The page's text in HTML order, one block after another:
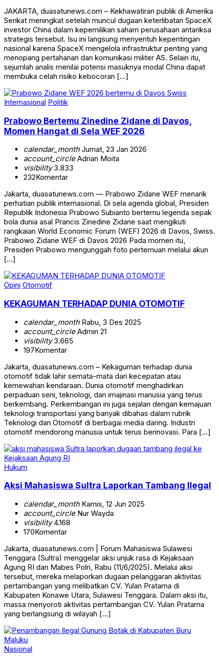
JAKARTA, duasatunews.com – Kekhawatiran publik di Amerika
Serikat meningkat setelah muncul dugaan keterlibatan SpaceX
investor China dalam kepemilikan saham perusahaan antariksa
strategis tersebut. Isu ini langsung menyentuh kepentingan
nasional karena SpaceX mengelola infrastruktur penting yang
menopang pertahanan dan komunikasi militer AS. Selain itu,
sejumlah analis menilai potensi masuknya modal China dapat
membuka celah risiko kebocoran […]
Internasional Politik
Prabowo Bertemu Zinedine Zidane di Davos,
Momen Hangat di Sela WEF 2026
calendar_monthJumat, 23 Jan 2026
account_circleAdrian Moita
visibility3.833
232Komentar
Jakarta, duasatunews.com — Prabowo Zidane WEF menarik
perhatian publik internasional. Di sela agenda global, Presiden
Republik Indonesia Prabowo Subianto bertemu legenda sepak
bola dunia asal Prancis Zinedine Zidane saat mengikuti
rangkaian World Economic Forum (WEF) 2026 di Davos, Swiss.
Prabowo Zidane WEF di Davos 2026 Pada momen itu,
Presiden Prabowo mengunggah foto pertemuan melalui akun
[…]
Opini Otomotif
KEKAGUMAN TERHADAP DUNIA OTOMOTIF
calendar_monthRabu, 3 Des 2025
account_circleAdmin 21
visibility3.665
197Komentar
Jakarta, duasatunews.com – Kekaguman terhadap dunia
otomotif tidak lahir semata-mata dari kecepatan atau
kemewahan kendaraan. Dunia otomotif menghadirkan
perpaduan seni, teknologi, dan imajinasi manusia yang terus
berkembang. Perkembangan ini juga sejalan dengan kemajuan
teknologi transportasi yang banyak dibahas dalam rubrik
Teknologi dan Otomotif di berbagai media daring. Industri
otomotif mendorong manusia untuk terus berinovasi. Para […]
Hukum
Aksi Mahasiswa Sultra Laporkan Tambang Ilegal
calendar_monthKamis, 12 Jun 2025
account_circleNur Wayda
visibility4.168
170Komentar
Jakarta, duasatunews.com | Forum Mahasiswa Sulawesi
Tenggara (Sultra) menggelar aksi unjuk rasa di Kejaksaan
Agung RI dan Mabes Polri, Rabu (11/6/2025). Melalui aksi
tersebut, mereka melaporkan dugaan pelanggaran aktivitas
pertambangan yang melibatkan CV. Yulan Pratama di
Kabupaten Konawe Utara, Sulawesi Tenggara. Dalam aksi itu,
massa menyoroti aktivitas pertambangan CV. Yulan Pratama
yang berlangsung di wilayah […]
Nasional